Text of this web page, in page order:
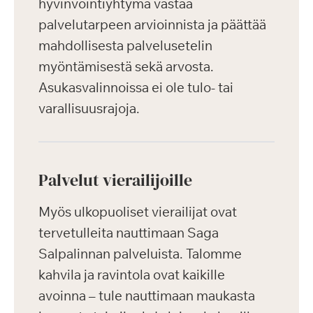
hyvinvointiyhtymä vastaa
palvelutarpeen arvioinnista ja päättää
mahdollisesta palvelusetelin
myöntämisestä sekä arvosta.
Asukasvalinnoissa ei ole tulo- tai
varallisuusrajoja.
Palvelut vierailijoille
Myös ulkopuoliset vierailijat ovat
tervetulleita nauttimaan Saga
Salpalinnan palveluista. Talomme
kahvila ja ravintola ovat kaikille
avoinna – tule nauttimaan maukasta